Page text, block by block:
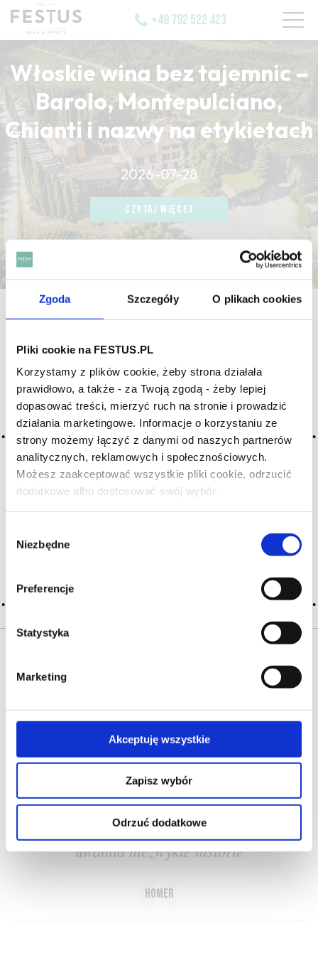
Zgoda Szczegóły O plikach cookies
Pliki cookie na FESTUS.PL
Korzystamy z plików cookie, żeby strona działała
prawidłowo, a także - za Twoją zgodą - żeby lepiej
dopasować treści, mierzyć ruch na stronie i prowadzić
działania marketingowe. Informacje o korzystaniu ze
strony możemy łączyć z danymi od naszych partnerów
analitycznych, reklamowych i społecznościowych.
Możesz zaakceptować wszystkie pliki cookie, odrzucić
dodatkowe albo dostosować swój wybór.
zgody
Niezbędne
Preferencje
Statystyka
Marketing
Akceptuję wszystkie
Zapisz wybór
Odrzuć dodatkowe
Czy masz ukończone 18 lat?
+48 792 522 423
Włoskie wina bez tajemnic –
Barolo, Montepulciano,
Chianti i nazwy na etykietach
2026-07-28
CZYTAJ WIĘCEJ
CZYTAJ WIĘCEJ
CZYTAJ WIĘCEJ
Archiwum wpisów tagu:
méthode rural
metoda wiejska
2016-05-10
dawna, rzemieślnicza metoda wytwarzania win musujących
praktykowana w Limoux (Blanquettes de Limoux,
Langwedocja), Gaillac (Tarn); zasadniczo zastąpiono
ją metodą szampańską lub metodą Charmata w odniesieniu
klarowany i filtrowany; … Więcej metoda wiejska →
OFERTA ONLINE PRODUCENCI
PRZEWODNIK
SŁOWNIK
Wino to cudotwórca. Rozwiązuje języki i
uwalnia niezwykłe historie
Homer